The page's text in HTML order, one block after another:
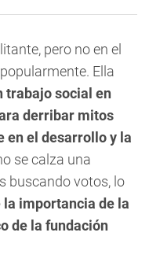
pero no en el
Ella
trabajo social en
derribar mitos
en el desarrollo y la
se calza una
buscando votos, lo
importancia de la
de la fundación